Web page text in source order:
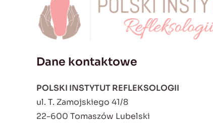
Dane kontaktowe
POLSKI INSTYTUT REFLEKSOLOGII
ul. T. Zamojskiego 41/8
22-600 Tomaszów Lubelski